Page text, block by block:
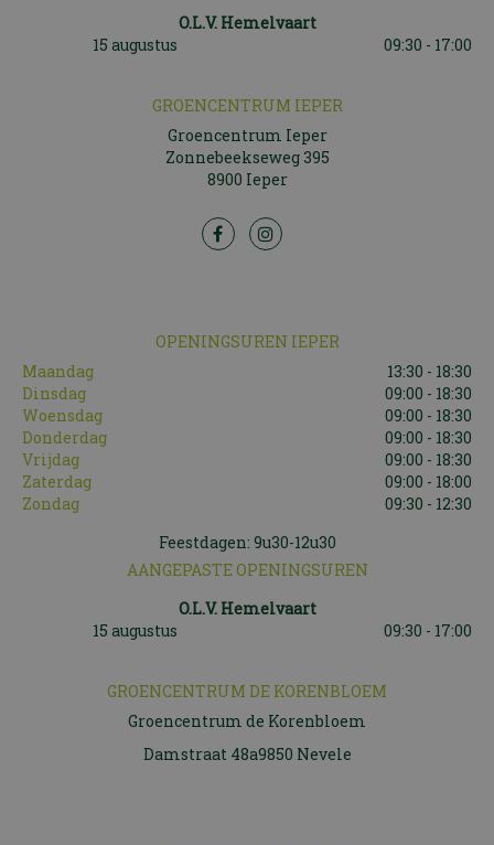
O.L.V. Hemelvaart
15 augustus
09:30 - 17:00
GROENCENTRUM IEPER
Groencentrum Ieper
Zonnebeekseweg 395
8900 Ieper
OPENINGSUREN IEPER
Maandag
13:30 - 18:30
Dinsdag
09:00 - 18:30
Woensdag
09:00 - 18:30
Donderdag
09:00 - 18:30
Vrijdag
09:00 - 18:30
Zaterdag
09:00 - 18:00
Zondag
09:30 - 12:30
Feestdagen: 9u30-12u30
AANGEPASTE OPENINGSUREN
O.L.V. Hemelvaart
15 augustus
09:30 - 17:00
GROENCENTRUM DE KORENBLOEM
Groencentrum de Korenbloem
Damstraat 48a9850 Nevele